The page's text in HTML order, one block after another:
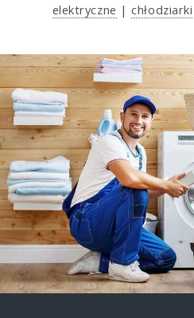
elektryczne |chłodziarki